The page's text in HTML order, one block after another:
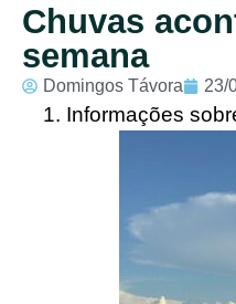
Chuvas
semana
Domingos Távora 23/
Informações